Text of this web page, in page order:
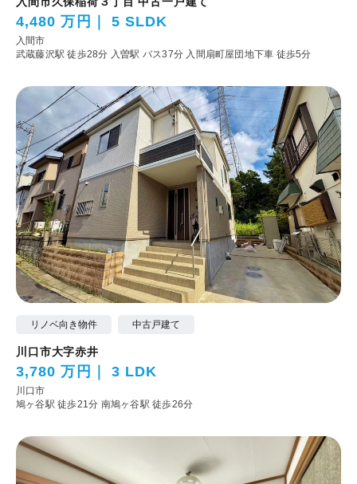
4,480 万円 5 SLDK
入間市
武蔵藤沢駅 徒歩28分 入曽駅 バス37分 入間扇町屋団地下車 徒歩5分
リノベ向き物件 中古戸建て
川口市大字赤井
3,780 万円 3 LDK
川口市
鳩ヶ谷駅 徒歩21分 南鳩ヶ谷駅 徒歩26分